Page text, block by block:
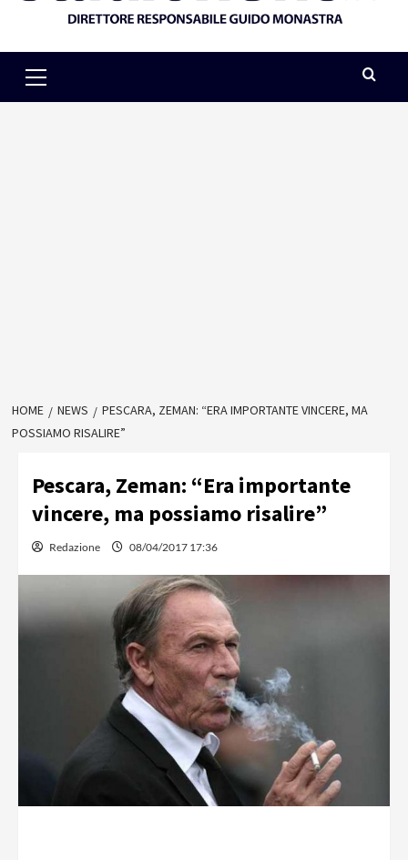
Menu
HOME NEWS
PESCARA, ZEMAN: “ERA IMPORTANTE VINCERE, MA
POSSIAMO RISALIRE”
Pescara, Zeman: “Era importante
vincere, ma possiamo risalire”
Redazione 08/04/2017 17:36